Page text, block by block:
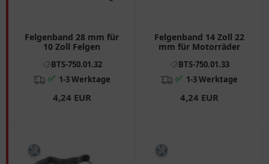
Felgenband 28 mm für
10 Zoll Felgen
BTS-750.01.32
✅ 1-3 Werktage
4,24 EUR
Felgenband 14 Zoll 22
mm für Motorräder
BTS-750.01.33
✅ 1-3 Werktage
4,24 EUR